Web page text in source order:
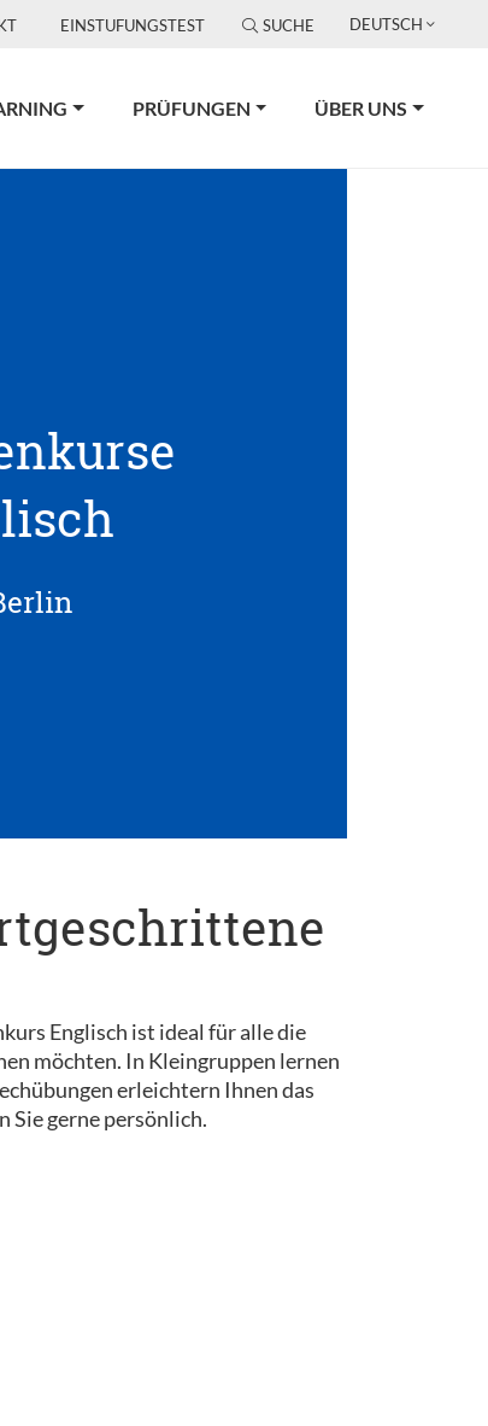
EINSTUFUNGSTEST SUCHE DEUTSCH
PRÜFUNGEN ÜBER UNS
Englisch ist ideal für alle die
möchten. In Kleingruppen lernen
erleichtern Ihnen das
Sie gerne persönlich.